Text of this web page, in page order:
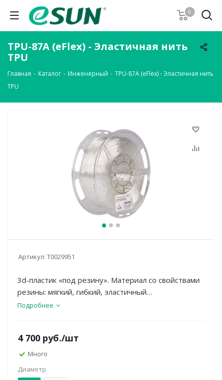
0
TPU-87A (eFlex) - Эластичная нить
TPU
Главная - Каталог - Инженерный - TPU-87A (eFlex) - Эластичная нить
TPU
Артикул: Т0029951
3d-пластик «под резину». Материал со свойствами
резины: мягкий, гибкий, эластичный
(растягивается), легко смешивается. Применяется
Подробнее
4 700 руб./шт
Много
Диаметр